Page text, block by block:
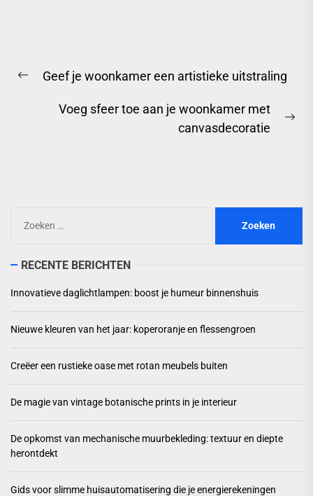
Previous
Geef je woonkamer een artistieke uitstraling
Voeg sfeer toe aan je woonkamer met
canvasdecoratie
naar:
RECENTE BERICHTEN
Innovatieve daglichtlampen: boost je humeur binnenshuis
Nieuwe kleuren van het jaar: koperoranje en flessengroen
Creëer een rustieke oase met rotan meubels buiten
De magie van vintage botanische prints in je interieur
De opkomst van mechanische muurbekleding: textuur en diepte
herontdekt
Gids voor slimme huisautomatisering die je energierekeningen